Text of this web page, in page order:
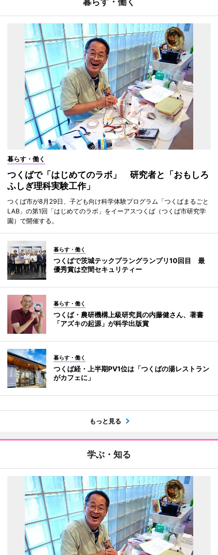
暮らす・働く
つくばで「はじめてのラボ」 研究者と「おもしろ
ふしぎ理科実験工作」
つくば市が8月29日、子ども向け科学体験プログラム「つくばまるごと
LAB」の第1回「はじめてのラボ」をイーアスつくば（つくば市研究学
園）で開催する。
暮らす・働く
つくばで茨城テックプラングランプリ10回目 最
優秀賞は空間セキュリティー
暮らす・働く
つくば・農研機構上級研究員の内藤健さん、著書
「アズキの起源」が科学出版賞
暮らす・働く
つくば経・上半期PV1位は「つくばの湯レストラン
がカフェに」
もっと見る
学ぶ・知る